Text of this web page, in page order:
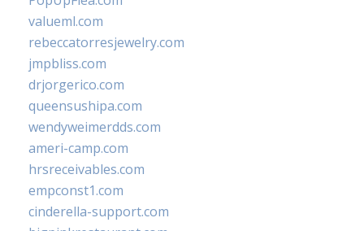
valueml.com
rebeccatorresjewelry.com
jmpbliss.com
drjorgerico.com
queensushipa.com
wendyweimerdds.com
ameri-camp.com
hrsreceivables.com
empconst1.com
cinderella-support.com